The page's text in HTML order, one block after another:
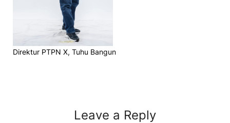
Direktur PTPN X, Tuhu Bangun
Leave a Reply